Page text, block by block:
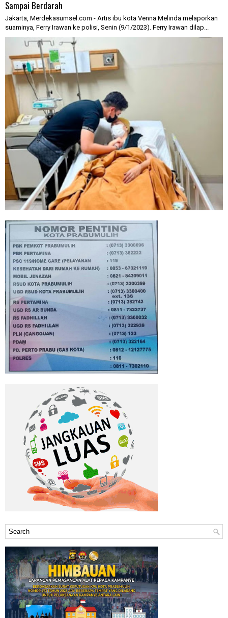
Sampai Berdarah
Jakarta, Merdekasumsel.com - Artis ibu kota Venna Melinda melaporkan
suaminya, Ferry Irawan ke polisi, Senin (9/1/2023). Ferry Irawan dilap...